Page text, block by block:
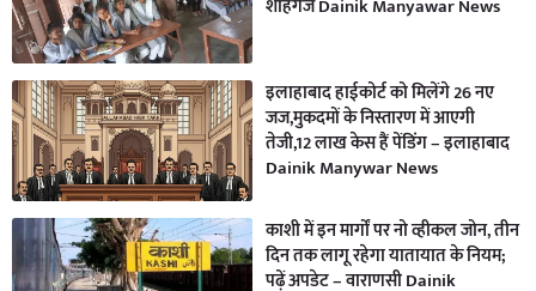
शाहगंज Dainik Manyawar News
इलाहाबाद हाईकोर्ट को मिलेंगे 26 नए
जज,मुकदमों के निस्तारण में आएगी
तेजी,12 लाख केस हैं पेंडिंग – इलाहाबाद
Dainik Manywar News
काशी में इन मार्गों पर नो व्हीकल जोन, तीन
दिन तक लागू रहेगा यातायात के नियम;
पढ़ें अपडेट – वाराणसी Dainik